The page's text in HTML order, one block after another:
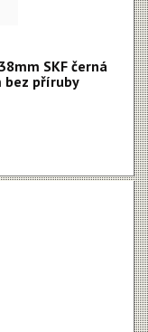
SKF černá
příruby